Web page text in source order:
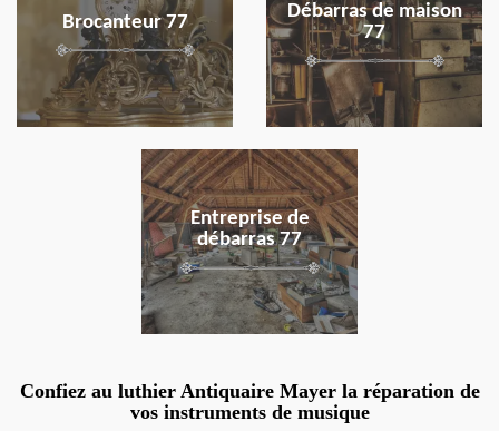
Brocanteur 77
Débarras de maison
77
Entreprise de
débarras 77
en savoir plus
Confiez au luthier Antiquaire Mayer la réparation de
vos instruments de musique